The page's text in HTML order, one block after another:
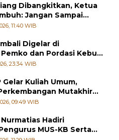
Dibangkitkan, Ketua
Jangan Sampai
Hilang Jati Diri
11:40 WIB
Digelar di
dan Pordasi Kebut
23:34 WIB
Gelar Kuliah Umum,
Mutakhir
09:49 WIB
Hadiri
KB Serta